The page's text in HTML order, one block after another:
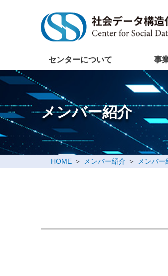
センターについて 事
メンバー紹介
HOME メンバー紹介 メンバー